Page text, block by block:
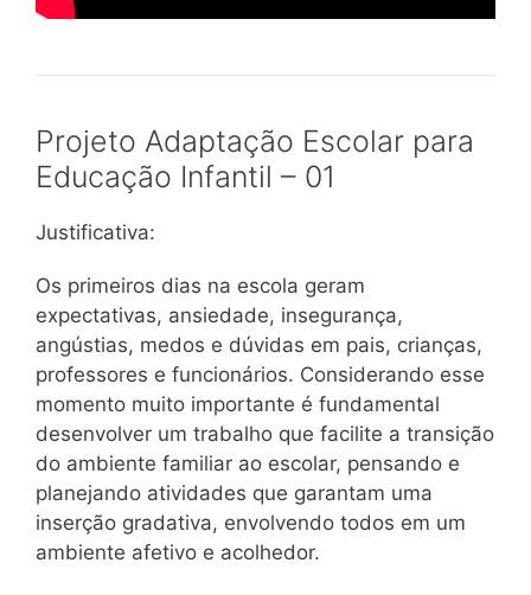
Projeto Adaptação Escolar para
Educação Infantil – 01
Justificativa:
Os primeiros dias na escola geram
expectativas, ansiedade, insegurança,
angústias, medos e dúvidas em pais, crianças,
professores e funcionários. Considerando esse
momento muito importante é fundamental
desenvolver um trabalho que facilite a transição
do ambiente familiar ao escolar, pensando e
planejando atividades que garantam uma
inserção gradativa, envolvendo todos em um
ambiente afetivo e acolhedor.